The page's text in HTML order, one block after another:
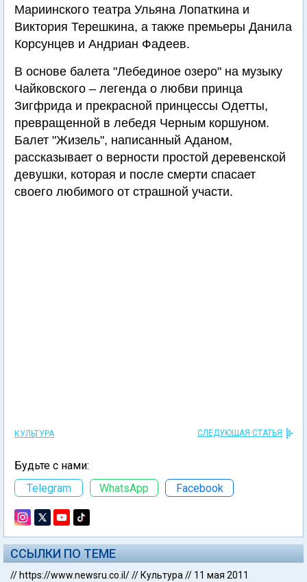
Мариинского театра Ульяна Лопаткина и
Виктория Терешкина, а также премьеры Данила
Корсунцев и Андриан Фадеев.
В основе балета "Лебединое озеро" на музыку
Чайковского – легенда о любви принца
Зигфрида и прекрасной принцессы Одетты,
превращенной в лебедя Черным коршуном.
Балет "Жизель", написанный Аданом,
рассказывает о верности простой деревенской
девушки, которая и после смерти спасает
своего любимого от страшной участи.
КУЛЬТУРА СЛЕДУЮЩАЯ СТАТЬЯ
Будьте с нами:
Telegram
WhatsApp Facebook
ССЫЛКИ ПО ТЕМЕ
// https://www.newsru.co.il/// Культура // 11 мая 2011